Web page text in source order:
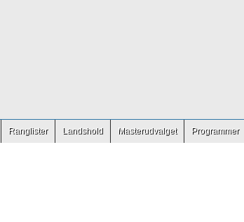
Ranglister Landshold Masterudvalget Programmer